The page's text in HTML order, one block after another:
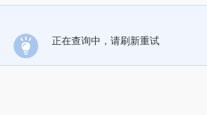
正在查询中，请刷新重试